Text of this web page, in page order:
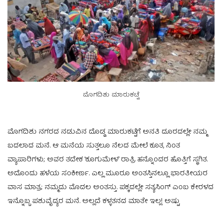
ಮೊಗದಿಶು ಮಾರುಕಟ್ಟೆ
ಮೊಗದಿಶು ನಗರದ ನಡುವಿನ ದೊಡ್ಡ ಮಾರುಕಟ್ಟೆಗೆ ಅನತಿ ದೂರದಲ್ಲೇ ನಮ್ಮ
ಬದಲಾದ ಮನೆ. ಆ ಮನೆಯ ಸುತ್ತಲೂ ನೆಲದ ಮೇಲೆ ಕೂತ, ನಿಂತ
ವ್ಯಾಪಾರಿಗಳು; ಅವರ ತದೇಕ ‘ಕೂಗುಮೇಳ’ ರಾತ್ರಿ ಹನ್ನೊಂದರ ಹೊತ್ತಿಗೆ ಸ್ಥಗಿತ.
ಅದೊಂದು ಹಳೆಯ ಸಂಕೀರ್ಣ. ಎಲ್ಲ ಮೂರೂ ಅಂತಸ್ತಿನಲ್ಲೂ ಭಾರತೀಯರ
ವಾಸ ಮಾತ್ರ; ನಮ್ಮದು ಮೊದಲ ಅಂತಸ್ತು. ಪಕ್ಕದಲ್ಲೇ ಸತ್ಯಸಿಂಗ್ ಎಂಬ ಕೇರಳದ
ಇನ್ನೊಬ್ಬ ಪಶುವೈದ್ಯರ ಮನೆ. ಅಲ್ಲದೆ ಕಳ್ಳತನದ ಮಾತೇ ಇಲ್ಲ! ಅಷ್ಟು